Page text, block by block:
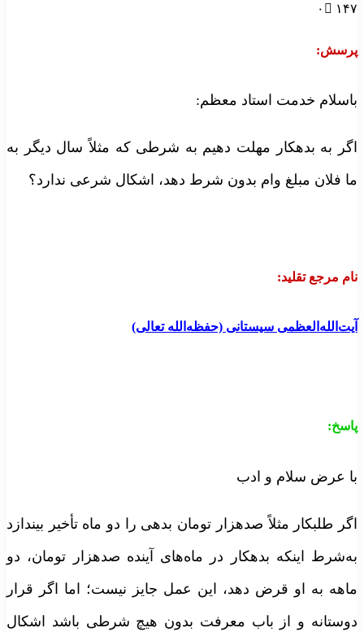
۰
خدمت استاد معظم:
به بدهکار مهلت دهیم به شرطی که مثلاً سال دیگر به
فلان مبلغ وام بدون شرط دهد، اشکال شرعی ندارد؟
مرجع تقلید:
سیستانی (حفظه‌الله تعالی)
عرض سلام و ادب
طلبکار مثلاً صدهزار تومان بدهی را دو ماه تأخیر بیندازد
اینکه بدهکار در ماه‌های آینده صدهزار تومان، دو‌
به او قرض دهد، این عمل جایز نیست؛ اما اگر قرار
و از باب معرفت بدون هیچ شرطی باشد اشکال